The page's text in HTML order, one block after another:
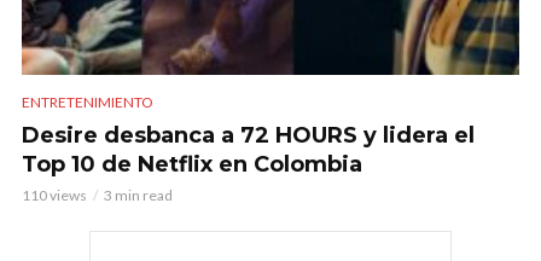
ENTRETENIMIENTO
Desire desbanca a 72 HOURS y lidera el
Top 10 de Netflix en Colombia
110 views 3 min read